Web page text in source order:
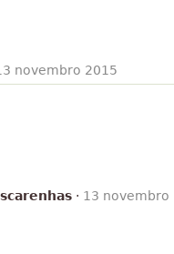
novembro 2015
· 13 novembro